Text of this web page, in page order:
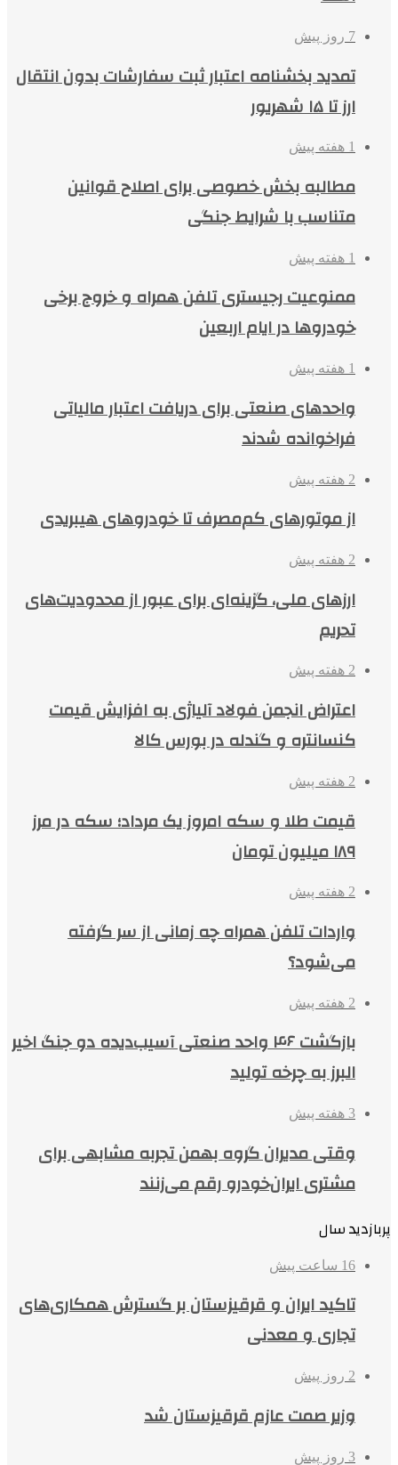
7 روز پیش
تمدید بخشنامه اعتبار ثبت سفارشات بدون انتقال
ارز تا ۱۵ شهریور
1 هفته پیش
مطالبه بخش خصوصی برای اصلاح قوانین
متناسب با شرایط جنگی
1 هفته پیش
ممنوعیت رجیستری تلفن همراه و خروج برخی
خودروها در ایام اربعین
1 هفته پیش
واحدهای صنعتی برای دریافت اعتبار مالیاتی
فراخوانده شدند
2 هفته پیش
از موتورهای کم‌مصرف تا خودروهای هیبریدی
2 هفته پیش
ارزهای ملی، گزینه‌ای برای عبور از محدودیت‌های
تحریم
2 هفته پیش
اعتراض انجمن فولاد آلیاژی به افزایش قیمت
کنسانتره و گندله در بورس کالا
2 هفته پیش
قیمت طلا و سکه امروز یک مرداد؛ سکه در مرز
۱۸۹ میلیون تومان
2 هفته پیش
واردات تلفن همراه چه زمانی از سر گرفته
می‌شود؟
2 هفته پیش
بازگشت ۴۶ واحد صنعتی آسیب‌دیده دو جنگ اخیر
البرز به چرخه تولید
3 هفته پیش
وقتی مدیران گروه بهمن تجربه مشابهی برای
مشتری ایران‌خودرو رقم می‌زنند
پربازدید سال
16 ساعت پیش
تاکید ایران و قرقیزستان بر گسترش همکاری‌های
تجاری و معدنی
2 روز پیش
وزیر صمت عازم قرقیزستان شد
3 روز پیش